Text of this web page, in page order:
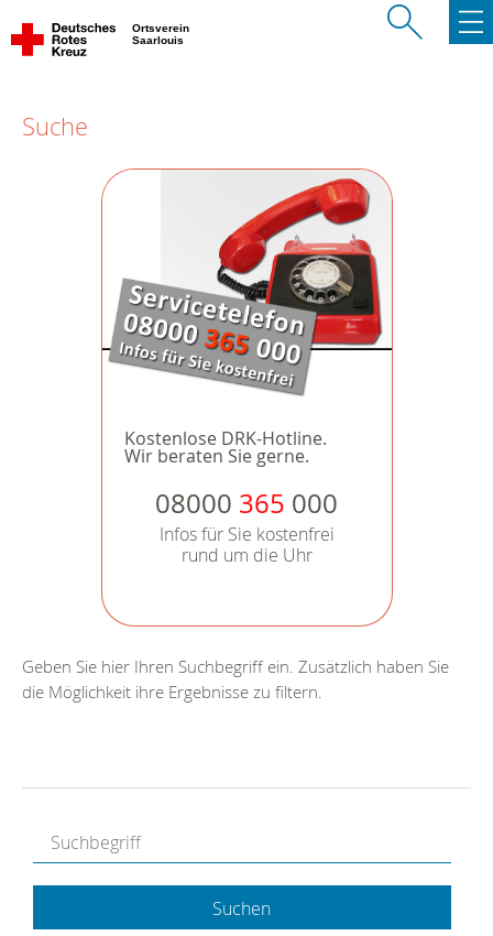
Ortsverein
Saarlouis
Suche
Kostenlose DRK-Hotline.
Wir beraten Sie gerne.
08000 365 000
Infos für Sie kostenfrei
rund um die Uhr
Geben Sie hier Ihren Suchbegriff ein. Zusätzlich haben Sie
die Möglichkeit ihre Ergebnisse zu filtern.
Suchen